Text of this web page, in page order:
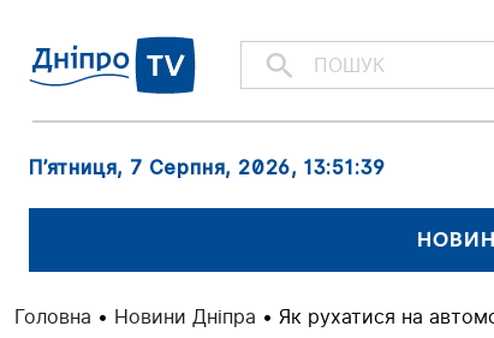
П’ятниця, 7 Серпня, 2026, 13:51:40
Головна • Новини Дніпра • Як рухатися на